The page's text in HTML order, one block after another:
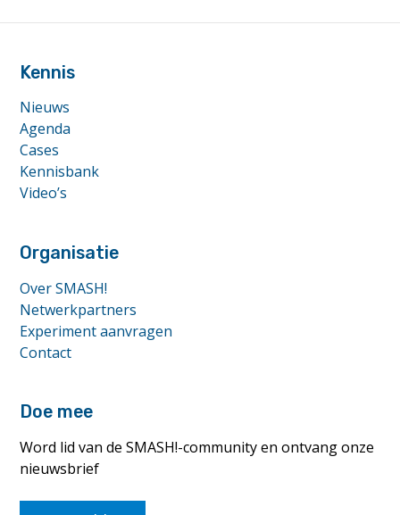
Kennis
Nieuws
Agenda
Cases
Kennisbank
Video’s
Organisatie
Over SMASH!
Netwerkpartners
Experiment aanvragen
Contact
Doe mee
Word lid van de SMASH!-community en ontvang onze
nieuwsbrief